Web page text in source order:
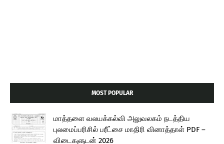
MOST POPULAR
மாத்தளை வலயக்கல்வி அலுவலகம் நடத்திய
புலமைப்பரிசில் பரீட்சை மாதிரி வினாத்தாள் PDF –
விடைகளுடன் 2026